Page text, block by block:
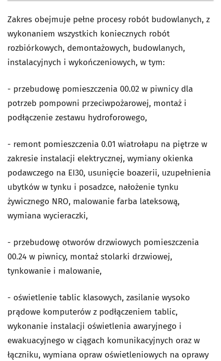
Zakres obejmuje pełne procesy robót budowlanych, z
wykonaniem wszystkich koniecznych robót
rozbiórkowych, demontażowych, budowlanych,
instalacyjnych i wykończeniowych, w tym:
- przebudowę pomieszczenia 00.02 w piwnicy dla
potrzeb pompowni przeciwpożarowej, montaż i
podłączenie zestawu hydroforowego,
- remont pomieszczenia 0.01 wiatrołapu na piętrze w
zakresie instalacji elektrycznej, wymiany okienka
podawczego na EI30, usunięcie boazerii, uzupełnienia
ubytków w tynku i posadzce, nałożenie tynku
żywicznego NRO, malowanie farba lateksową,
wymiana wycieraczki,
- przebudowę otworów drzwiowych pomieszczenia
00.24 w piwnicy, montaż stolarki drzwiowej,
tynkowanie i malowanie,
- oświetlenie tablic klasowych, zasilanie wysoko
prądowe komputerów z podłączeniem tablic,
wykonanie instalacji oświetlenia awaryjnego i
ewakuacyjnego w ciągach komunikacyjnych oraz w
łączniku, wymiana opraw oświetleniowych na oprawy